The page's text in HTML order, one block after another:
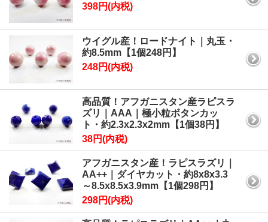
398円(内税)
ウイグル産！ロードナイト｜丸玉・
約8.5mm【1個248円】
248円(内税)
高品質！アフガニスタン産ラピスラ
ズリ｜AAA｜極小粒ボタンカッ
ト・約2.3x2.3x2mm【1個38円】
38円(内税)
アフガニスタン産！ラピスラズリ｜
AA++｜ダイヤカット・約8x8x3.3
～8.5x8.5x3.9mm【1個298円】
298円(内税)